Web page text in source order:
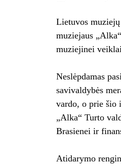
Lietuvos
muziejaus
muziejinei
Neslėpdamas
savivaldybės
vardo, o prie šio
„Alka“ Turto
Brasienei ir
Atidarymo